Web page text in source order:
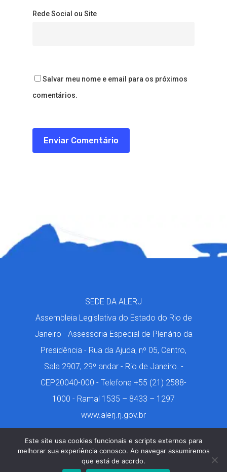
Rede Social ou Site
Salvar meu nome e email para os próximos
comentários.
SEDE DA ALERJ
Assembleia Legislativa do Estado do Rio de
Janeiro - Assessoria Especial de Plenário da
Presidência - Rua da Ajuda, nº 05, Centro,
Sala 2907, 29º andar - Rio de Janeiro. -
CEP20040-000 - Telefone +55 (21) 2588-
1000 - Ramal 1535 – 8433 – 1297
www.alerj.rj.gov.br
Este site usa cookies funcionais e scripts externos para
melhorar sua experiência conosco. Ao navegar assumiremos
que está de acordo.